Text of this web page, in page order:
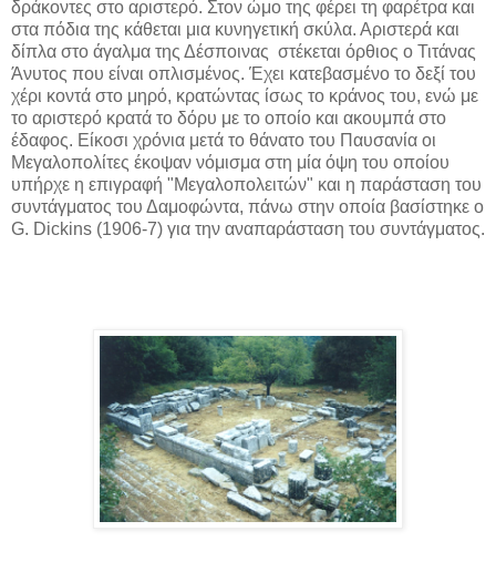
δράκοντες στο αριστερό. Στον ώμο της φέρει τη φαρέτρα και
στα πόδια της κάθεται μια κυνηγετική σκύλα. Αριστερά και
δίπλα στο άγαλμα της Δέσποινας στέκεται όρθιος ο Τιτάνας
Άνυτος που είναι οπλισμένος. Έχει κατεβασμένο το δεξί του
χέρι κοντά στο μηρό, κρατώντας ίσως το κράνος του, ενώ με
το αριστερό κρατά το δόρυ με το οποίο και ακουμπά στο
έδαφος. Είκοσι χρόνια μετά το θάνατο του Παυσανία οι
Μεγαλοπολίτες έκοψαν νόμισμα στη μία όψη του οποίου
υπήρχε η επιγραφή "Μεγαλοπολειτών" και η παράσταση του
συντάγματος του Δαμοφώντα, πάνω στην οποία βασίστηκε ο
G. Dickins (1906-7) για την αναπαράσταση του συντάγματος.